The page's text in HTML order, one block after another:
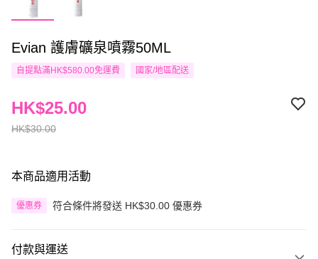
Evian 護膚礦泉噴霧50ML
自提點滿HK$580.00免運費 國家/地區配送
HK$30.00
HK$25.00
本商品適用活動
優惠券 符合條件將發送 HK$30.00 優惠券
付款與運送